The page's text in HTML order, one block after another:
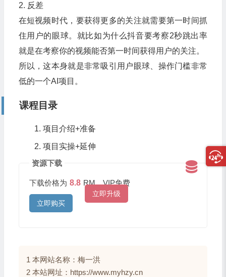
2. 反差
在短视频时代，要获得更多的关注就需要第一时间抓
住用户的眼球。就比如为什么抖音要考察2秒跳出率
就是在考察你的视频能否第一时间获得用户的关注。
所以，这本身就是非常吸引用户眼球、操作门槛非常
低的一个AI项目。
课程目录
项目介绍+准备
项目实操+延伸
资源下载
下载价格为 8.8 RM，VIP免费
立即升级
立即购买
1 本网站名称：梅一洪
2 本站网址：https://www.myhzy.cn